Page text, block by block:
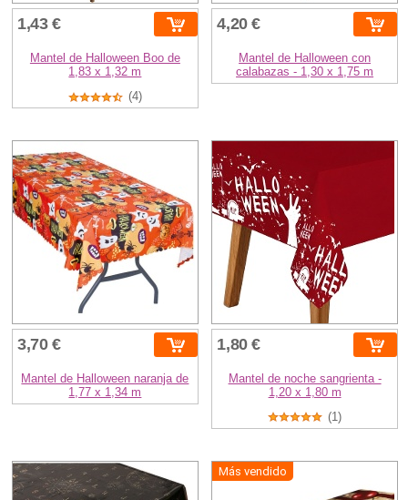
1,43 €
Mantel de Halloween Boo de
1,83 x 1,32 m
(4)
4,20 €
Mantel de Halloween con
calabazas - 1,30 x 1,75 m
3,70 €
Mantel de Halloween naranja de
1,77 x 1,34 m
1,80 €
Mantel de noche sangrienta -
1,20 x 1,80 m
(1)
Más vendido